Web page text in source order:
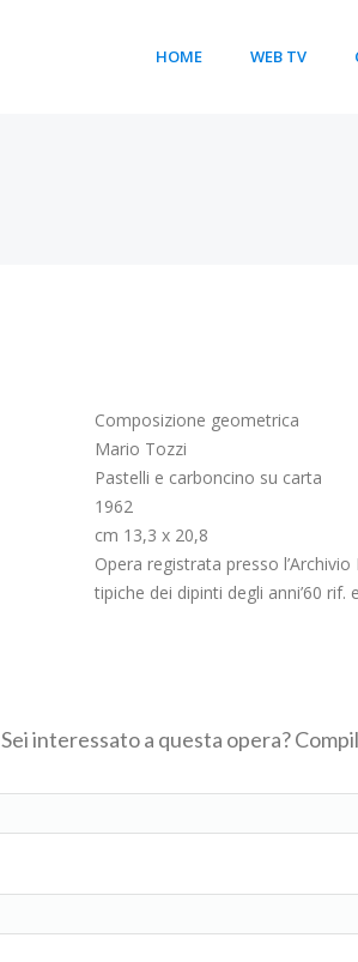
HOME WEB TV
Composizione geometrica
Mario Tozzi
Pastelli e carboncino su carta
1962
cm 13,3 x 20,8
Opera registrata presso
tipiche dei dipinti degli anni’60
Sei interessato a questa opera?